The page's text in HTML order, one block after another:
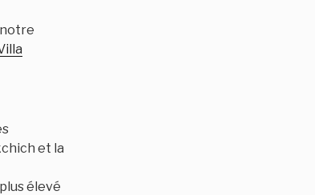
notre
et la
élevé